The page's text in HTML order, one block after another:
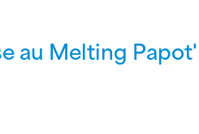
au Melting Papot'